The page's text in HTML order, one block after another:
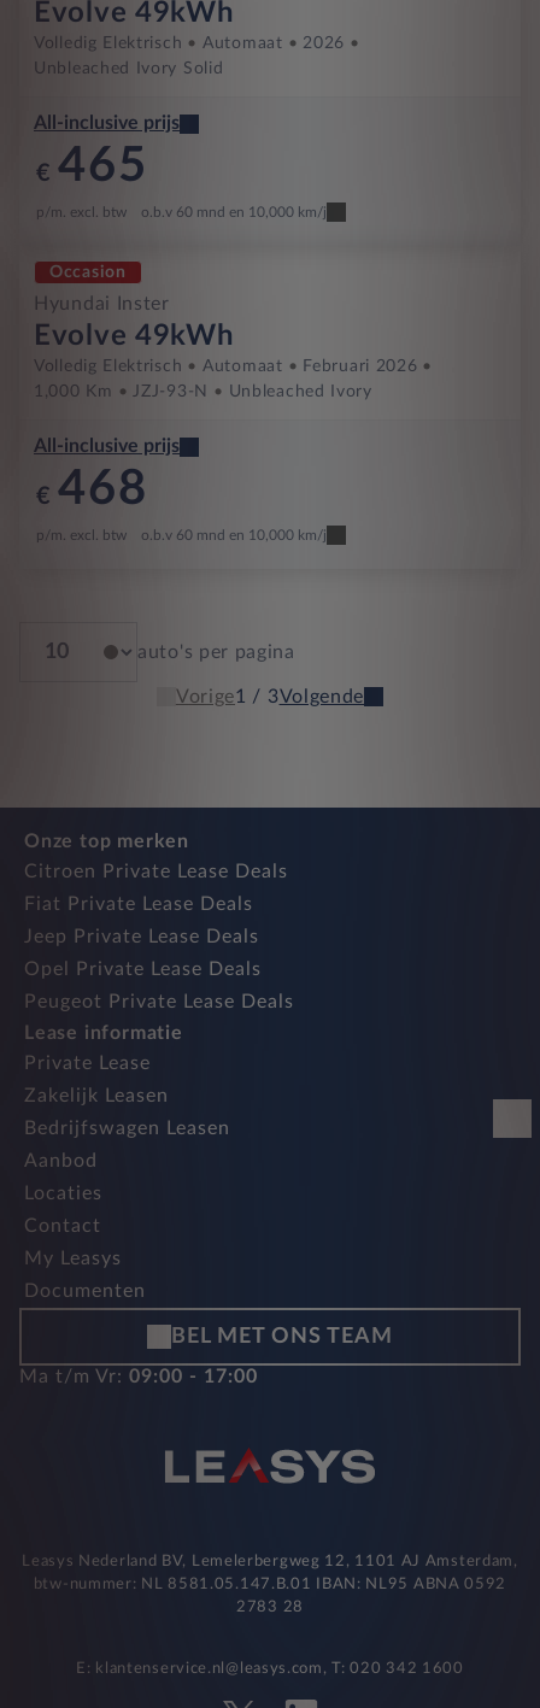
Evolve 49kWh
Volledig Elektrisch Automaat
2026
Unbleached Ivory Solid
All-inclusive prijs
€ 465
p/m. excl. btw o.b.v 60 mnd en 10,000 km/j
Occasion
Hyundai Inster
Evolve 49kWh
Volledig Elektrisch Automaat
Februari 2026
1,000 Km
JZJ-93-N Unbleached Ivory
All-inclusive prijs
€ 468
p/m. excl. btw o.b.v 60 mnd en 10,000 km/j
auto's per pagina
Vorige1 / 3Volgende
Onze top merken
Citroen Private Lease Deals
Fiat Private Lease Deals
Jeep Private Lease Deals
Opel Private Lease Deals
Peugeot Private Lease Deals
Lease informatie
Private Lease
Zakelijk Leasen
Bedrijfswagen Leasen
Aanbod
Locaties
Contact
My Leasys
Documenten
BEL MET ONS TEAM
Ma t/m Vr: 09:00 - 17:00
Leasys Nederland BV, Lemelerbergweg 12, 1101 AJ Amsterdam,
btw-nummer: NL 8581.05.147.B.01 IBAN: NL95 ABNA 0592
2783 28
E: klantenservice.nl@leasys.com, T: 020 342 1600